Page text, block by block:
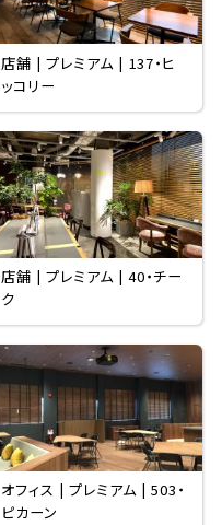
店舗 | プレミアム | 137・ヒ
ッコリー
店舗 | プレミアム | 40・チー
ク
オフィス | プレミアム | 503・
ピカーン